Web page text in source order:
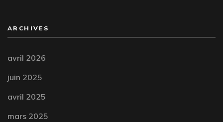
ARCHIVES
avril 2026
juin 2025
avril 2025
mars 2025